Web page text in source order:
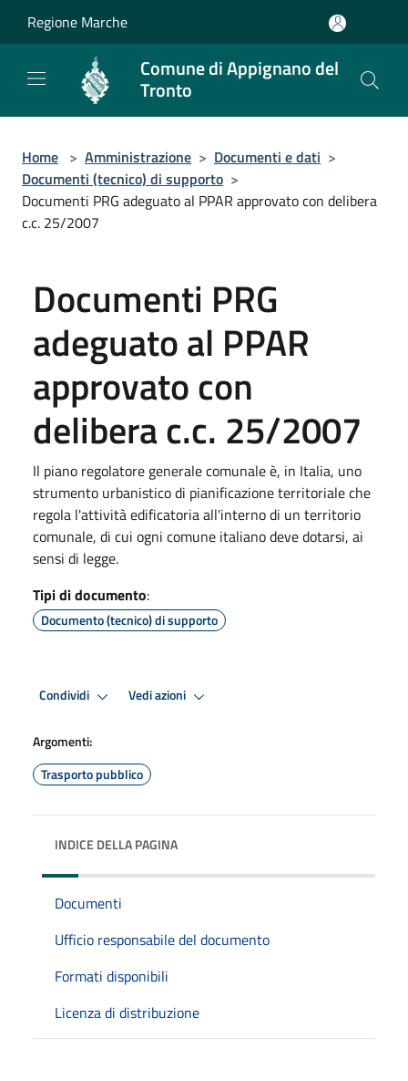
Regione Marche
Comune di Appignano del
Tronto
Home > Amministrazione > Documenti e dati >
Documenti (tecnico) di supporto >
Documenti PRG adeguato al PPAR approvato con delibera
c.c. 25/2007
Documenti PRG
adeguato al PPAR
approvato con
delibera c.c. 25/2007
Il piano regolatore generale comunale è, in Italia, uno
strumento urbanistico di pianificazione territoriale che
regola l'attività edificatoria all'interno di un territorio
comunale, di cui ogni comune italiano deve dotarsi, ai
sensi di legge.
Tipi di documento:
Documento (tecnico) di supporto
Condividi Vedi azioni
Argomenti:
Trasporto pubblico
INDICE DELLA PAGINA
Documenti
Ufficio responsabile del documento
Formati disponibili
Licenza di distribuzione